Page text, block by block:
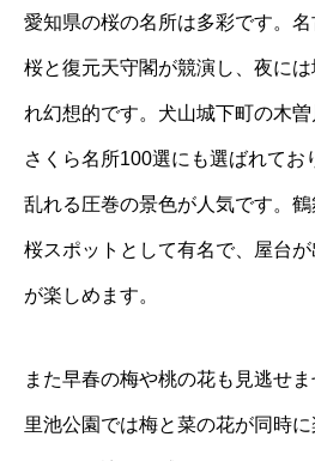
愛知県の桜の名所は多彩です。
桜と復元天守閣が競演し、夜に
れ幻想的です。犬山城下町の木
さくら名所100選にも選ばれてお
乱れる圧巻の景色が人気です。
桜スポットとして有名で、屋台
が楽しめます。
また早春の梅や桃の花も見逃せ
里池公園では梅と菜の花が同時